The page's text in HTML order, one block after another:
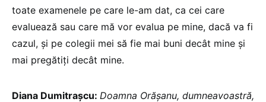
toate examenele pe care le-am dat, ca cei care
evaluează sau care mă vor evalua pe mine, dacă va fi
cazul, și pe colegii mei să fie mai buni decât mine și
mai pregătiți decât mine.
Diana Dumitrașcu: Doamna Orășanu, dumneavoastră,